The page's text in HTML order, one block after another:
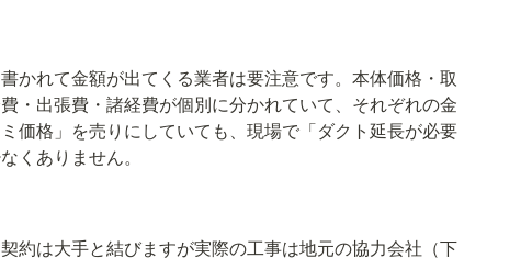
かれて金額が出てくる業者は要注意です。本体価格・取
・出張費・諸経費が個別に分かれていて、それぞれの金
価格」を売りにしていても、現場で「ダクト延長が必要
くありません。
約は大手と結びますが実際の工事は地元の協力会社（下